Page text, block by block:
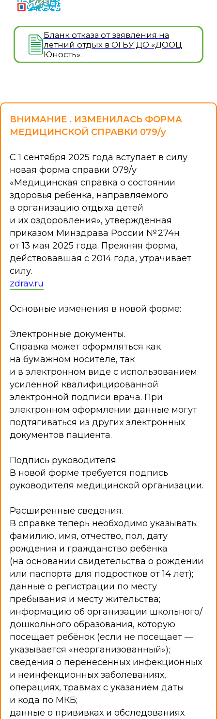
ВНИМАНИЕ . ИЗМЕНИЛАСЬ ФОРМА
МЕДИЦИНСКОЙ СПРАВКИ 079/у
С 1 сентября 2025 года вступает в силу
новая форма справки 079/у
«Медицинская справка о состоянии
здоровья ребёнка, направляемого
в организацию отдыха детей
и их оздоровления», утверждённая
приказом Минздрава России № 274н
от 13 мая 2025 года. Прежняя форма,
действовавшая с 2014 года, утрачивает
силу.
zdrav.ru
Основные изменения в новой форме:
Электронные документы.
Справка может оформляться как
на бумажном носителе, так
и в электронном виде с использованием
усиленной квалифицированной
электронной подписи врача. При
электронном оформлении данные могут
подтягиваться из других электронных
документов пациента.
Подпись руководителя.
В новой форме требуется подпись
руководителя медицинской организации.
Расширенные сведения.
В справке теперь необходимо указывать:
фамилию, имя, отчество, пол, дату
рождения и гражданство ребёнка
(на основании свидетельства о рождении
или паспорта для подростков от 14 лет);
данные о регистрации по месту
пребывания и месту жительства;
информацию об организации школьного/
дошкольного образования, которую
посещает ребёнок (если не посещает —
указывается «неорганизованный»);
сведения о перенесённых инфекционных
и неинфекционных заболеваниях,
операциях, травмах с указанием даты
и кода по МКБ;
данные о прививках и обследованиях
Услуги, в том числе платные,
предоставляемые организацией отдыха
детей и их оздоровления
отдыха 2025
Материально-техническое обеспечение
и оснащённость организации отдыха
детей и их оздоровления
Условия размещения
Организация питания в лагере
Организация купания в лагере
Безопасность лагеря
Инфракструктура лагеря
Доступная среда
Инклюзивная сменв
Адаптированные дополнительные
Заявочная кампания 2026
Информация по путёвкам 2026
Информация по бесплатным путёвкам для
детей участников СВО
Информация по организации летнего
Программы летнего отдыха 2026
Список вещей в лагерь для летней смены
Распорядок дня
Советы психолога
Документы для родителей
Реквизиты для оплаты
Контакты
Директор
Приёмная
+7 (84235) 2-28-23
Бухгалтерия +7 (84 235) 9−82−83
Почтаunost-dd@mail.ru
Ульяновская область, Мелекесский район, село
Бригадировка, ул. Курортное шоссе, 3
Телефоны довери я
Детские телефоны доверия
Полезные ссылки
Политика защиты и обработки данных
общеразвивающие программы смен
Адаптированные дополнительные
Программа воспитания
Программа развития
Образовательные стандарты
Психологическое сопровождение
Обратная связь
Оставить обратную связь
ГОСПАБЛИКИ